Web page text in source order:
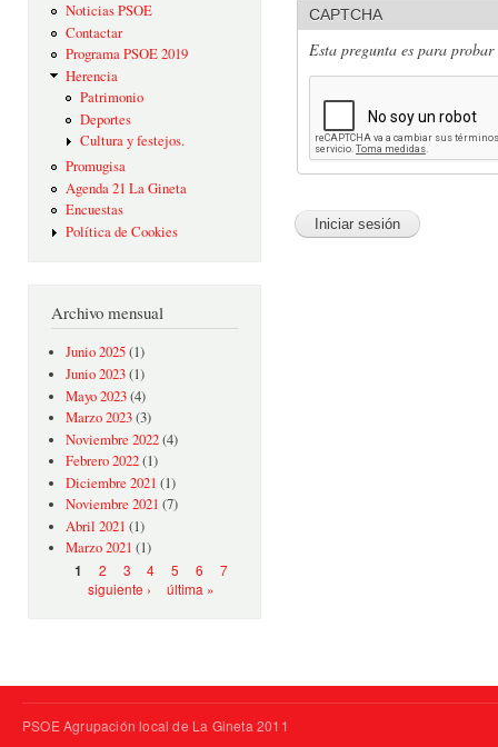
Noticias PSOE
Contactar
Programa PSOE 2019
Herencia
Patrimonio
Deportes
Cultura y festejos.
Promugisa
Agenda 21 La Gineta
Encuestas
Política de Cookies
Archivo mensual
Junio 2025(1)
Junio 2023(1)
Mayo 2023(4)
Marzo 2023(3)
Noviembre 2022(4)
Febrero 2022(1)
Diciembre 2021 (1)
Noviembre 2021 (7)
Abril 2021 (1)
Marzo 2021 (1)
Páginas
1 2 3 4 5 6
7
siguiente ›
última »
CAPTCHA
Esta pregunta es para
PSOE Agrupación local de La Gineta 2011